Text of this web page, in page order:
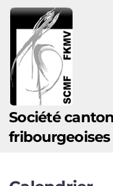
Accéder au
Société
fribourgeoises